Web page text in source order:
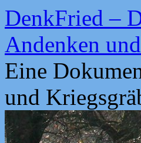
Zum
Inhalt
springen
DenkFried –
Andenken
Eine
und